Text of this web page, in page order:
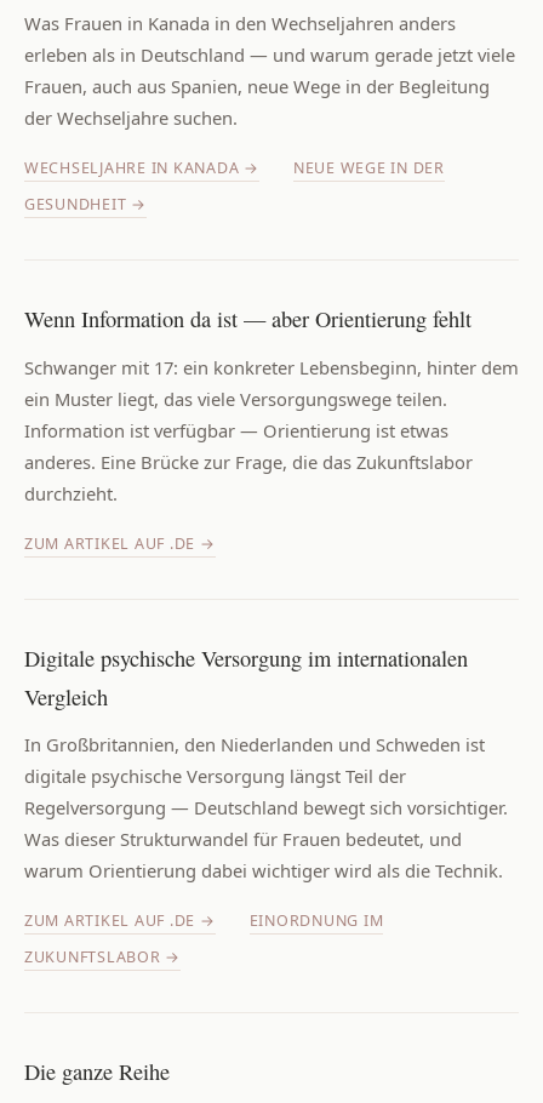
Was Frauen in Kanada in den Wechseljahren anders
erleben als in Deutschland — und warum gerade jetzt viele
Frauen, auch aus Spanien, neue Wege in der Begleitung
der Wechseljahre suchen.
WECHSELJAHRE IN KANADA →
NEUE WEGE IN DER
GESUNDHEIT →
Wenn Information da ist — aber Orientierung fehlt
Schwanger mit 17: ein konkreter Lebensbeginn, hinter dem
ein Muster liegt, das viele Versorgungswege teilen.
Information ist verfügbar — Orientierung ist etwas
anderes. Eine Brücke zur Frage, die das Zukunftslabor
durchzieht.
ZUM ARTIKEL AUF .DE →
Digitale psychische Versorgung im internationalen
Vergleich
In Großbritannien, den Niederlanden und Schweden ist
digitale psychische Versorgung längst Teil der
Regelversorgung — Deutschland bewegt sich vorsichtiger.
Was dieser Strukturwandel für Frauen bedeutet, und
warum Orientierung dabei wichtiger wird als die Technik.
ZUM ARTIKEL AUF .DE →
EINORDNUNG IM
ZUKUNFTSLABOR →
Die ganze Reihe